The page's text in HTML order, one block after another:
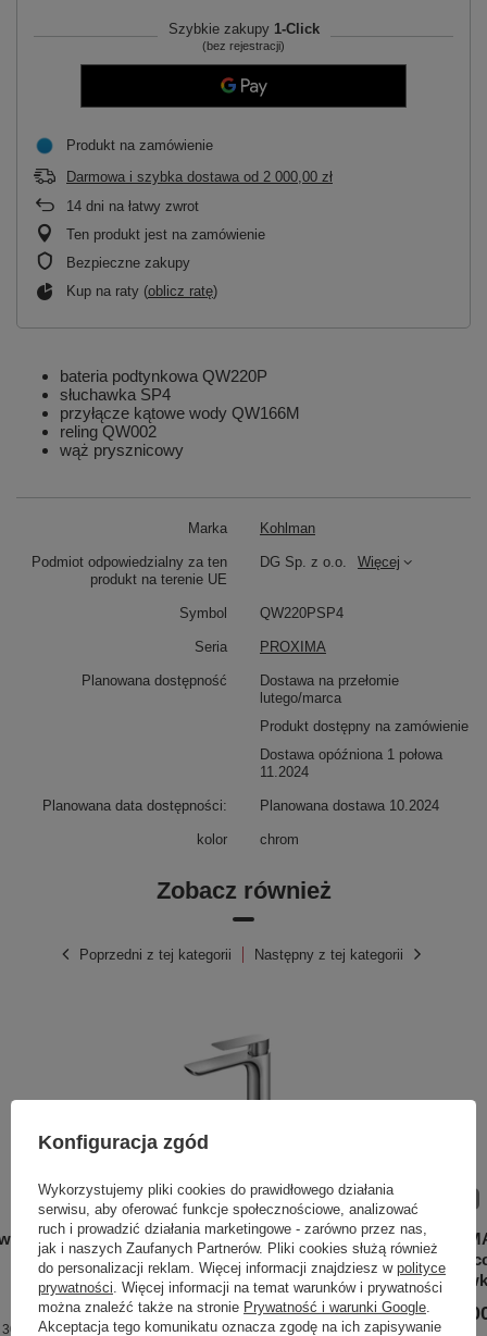
Szybkie zakupy 1-Click
(bez rejestracji)
Produkt na zamówienie
Darmowa i szybka dostawa od 2 000,00 zł
14 dni na łatwy zwrot
Ten produkt jest na zamówienie
Bezpieczne zakupy
Kup na raty (oblicz ratę)
bateria podtynkowa QW220P
słuchawka SP4
przyłącze kątowe wody QW166M
reling QW002
wąż prysznicowy
Marka Kohlman
Podmiot odpowiedzialny za ten
produkt na terenie UE
DG Sp. z o.o. Więcej
Symbol QW220PSP4
Seria PROXIMA
Planowana dostępność
Dostawa na przełomie
lutego/marca
Produkt dostępny na zamówienie
Dostawa opóźniona 1 połowa
11.2024
Planowana data dostępności: Planowana dostawa 10.2024
kolor chrom
Zobacz również
Poprzedni z tej kategorii
dni
OKAZJA
PROXIMA Chrom 1-otworowa
bateria umywalkowa - wersja
wysoka
740,00 zł / szt. 2
Następny z tej kategorii
Konfiguracja zgód
Wykorzystujemy pliki cookies do prawidłowego działania
serwisu, aby oferować funkcje społecznościowe, analizować
ruch i prowadzić działania marketingowe - zarówno przez nas,
jak i naszych Zaufanych Partnerów. Pliki cookies służą również
do personalizacji reklam. Więcej informacji znajdziesz w polityce
prywatności . Więcej informacji na temat warunków i prywatności
można znaleźć także na stronie Prywatność i warunki Google
Akceptacja tego komunikatu oznacza zgodę na ich zapisywanie